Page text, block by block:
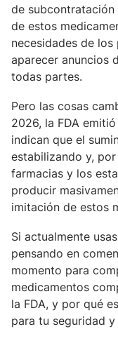
de
de estos
necesidades de los
aparecer anuncios
todas partes.
Pero las cosas
2026, la FDA emitió
indican que el
estabilizando y,
farmacias y los
producir
imitación de estos
Si actualmente
pensando en
momento para
medicamentos
la FDA, y por qué
para tu seguridad